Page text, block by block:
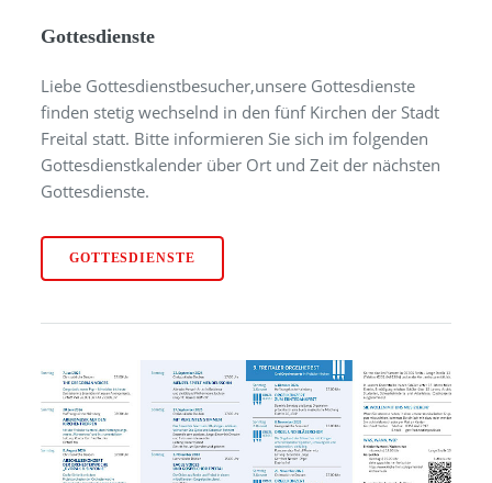
Gottesdienste
Liebe Gottesdienstbesucher,unsere Gottesdienste
finden stetig wechselnd in den fünf Kirchen der Stadt
Freital statt. Bitte informieren Sie sich im folgenden
Gottesdienstkalender über Ort und Zeit der nächsten
Gottesdienste.
GOTTESDIENSTE